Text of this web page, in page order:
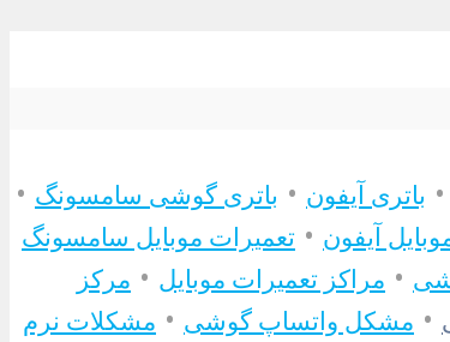
• باتری آیفون • باتری گوشی سامسونگ •
آیفون • تعمیرات موبایل سامسونگ
• مراکز تعمیرات موبایل • مرکز
• مشکل واتساپ گوشی • مشکلات نرم